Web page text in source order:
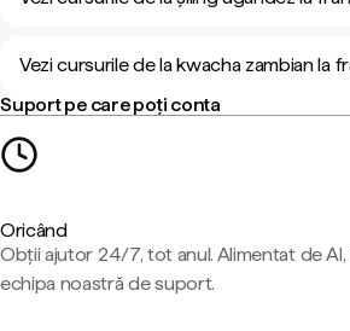
Vezi cursurile de la kwacha zambian la
Suport pe care poți conta
Oricând
Obții ajutor 24/7, tot anul. Alimentat de
echipa noastră de suport.